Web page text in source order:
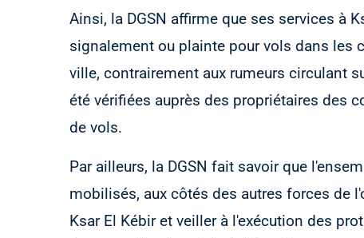
Ainsi, la DGSN affirme que ses services à
signalement ou plainte pour vols dans les
ville, contrairement aux rumeurs circulant
été vérifiées auprès des propriétaires des
de vols.
Par ailleurs, la DGSN fait savoir que
mobilisés, aux côtés des autres forces de
Ksar El Kébir et veiller à l'exécution des